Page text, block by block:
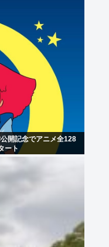
開記念でアニメ全128
ート